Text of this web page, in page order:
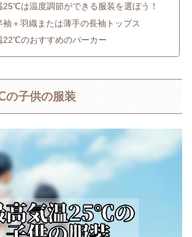
25℃は温度調節ができる服装を選ぼう！
袖＋羽織または薄手の長袖トップス
22℃のおすすめのパーカー
子供の服装